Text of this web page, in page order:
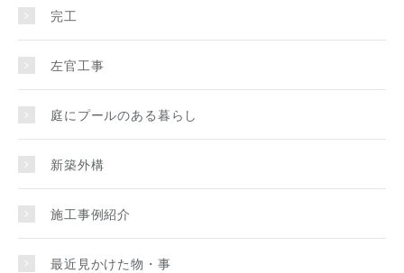
完工
左官工事
庭にプールのある暮らし
新築外構
施工事例紹介
最近見かけた物・事